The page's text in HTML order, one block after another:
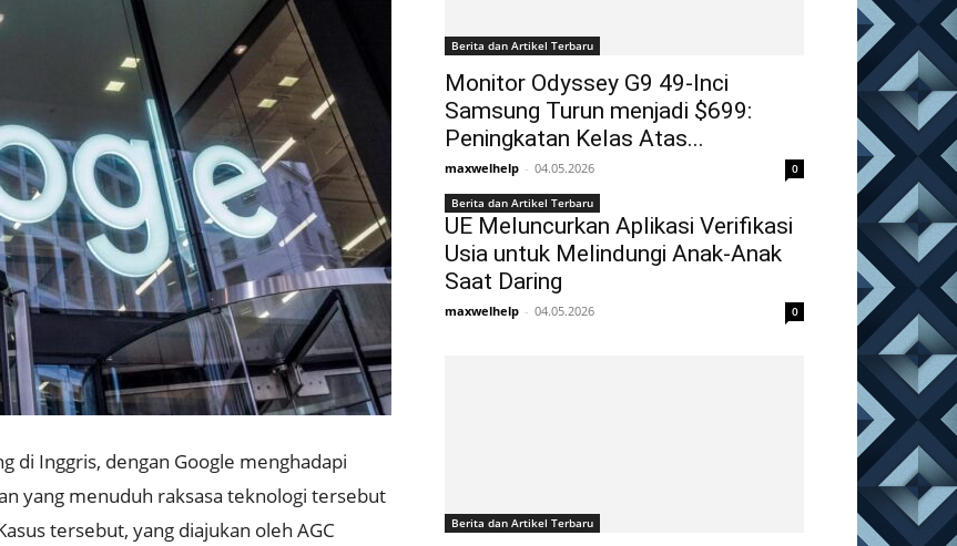
di Inggris, dengan Google menghadapi
yang menuduh raksasa teknologi tersebut
tersebut, yang diajukan oleh AGC
Berita dan Artikel Terbaru
Monitor Odyssey G9 49-Inci
Samsung Turun menjadi $699:
Peningkatan Kelas Atas...
maxwelhelp - 04.05.2026 0
Berita dan Artikel Terbaru
UE Meluncurkan Aplikasi Verifikasi
Usia untuk Melindungi Anak-Anak
Saat Daring
maxwelhelp - 04.05.2026 0
Berita dan Artikel Terbaru